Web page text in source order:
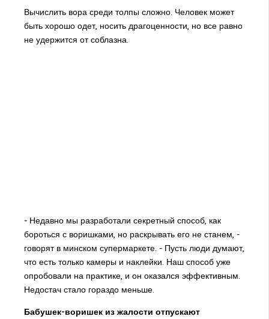
Вычислить вора среди толпы сложно. Человек может
быть хорошо одет, носить драгоценности, но все равно
не удержится от соблазна.
- Недавно мы разработали секретный способ, как
бороться с воришками, но раскрывать его не станем, -
говорят в минском супермаркете. - Пусть люди думают,
что есть только камеры и наклейки. Наш способ уже
опробовали на практике, и он оказался эффективным.
Недостач стало гораздо меньше.
Бабушек-воришек из жалости отпускают